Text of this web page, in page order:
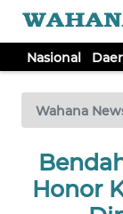
Nasional
Wahana
Honor
TV
Tutup
NASIONAL